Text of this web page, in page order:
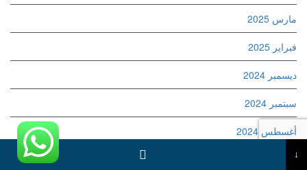
مارس 2025
فبراير 2025
ديسمبر 2024
سبتمبر 2024
أغسطس 2024
يونيو 2024↓